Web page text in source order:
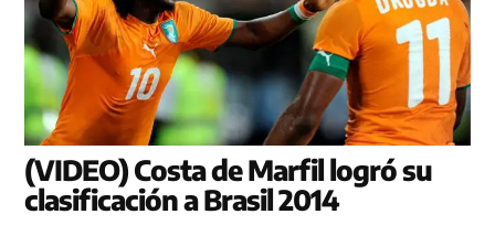
(VIDEO) Costa de Marfil logró su
clasificación a Brasil 2014